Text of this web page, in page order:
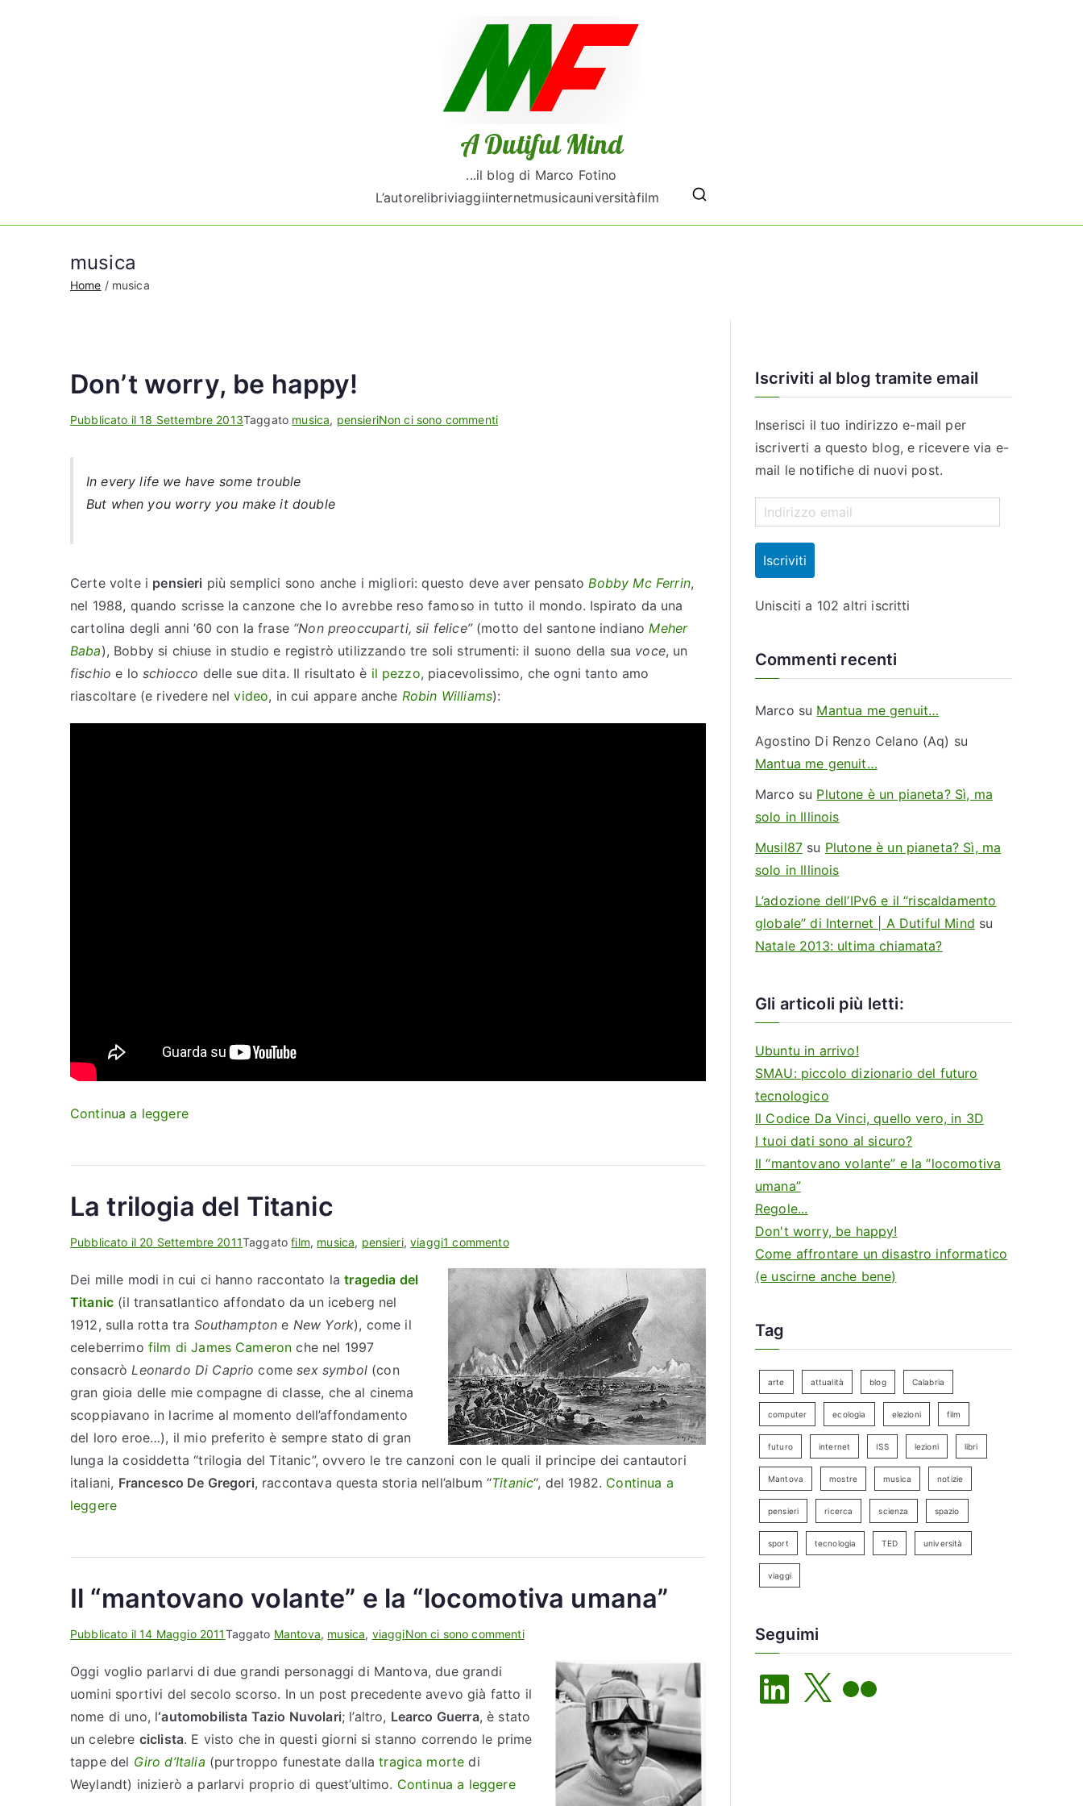
A Dutiful Mind
...il blog di Marco Fotino
L’autorelibriviaggiinternetmusicauniversitàfilm
musica
Home musica
Don’t worry, be happy!
Pubblicato il18 Settembre 2013Taggato musica, pensieriNon ci sono commentiper
In every life we have some trouble
But when you worry you make it double
Certe volte i pensieri più semplici sono anche i migliori: questo deve aver pensato Bobby Mc Ferrin,
nel 1988, quando scrisse la canzone che lo avrebbe reso famoso in tutto il mondo. Ispirato da una
cartolina degli anni ’60 con la frase “Non preoccuparti, sii felice”(motto del santone indianoMeher
Baba), Bobby si chiuse in studio e registrò utilizzando tre soli strumenti: il suono della sua voce, un
fischio e loschiocco delle sue dita. Il risultato è il pezzo, piacevolissimo, che ogni tanto amo
riascoltare (e rivedere nelvideo, in cui appare anche Robin Williams):
Continua a leggere“
’
w
La trilogia del Titanic
Pubblicato il 20 Settembre 2011Taggatofilm, musica, pensieri,viaggi1 commentosu
trilogia
del
Titanic
Dei mille modi in cui ci hanno raccontato latragedia del
Titanic (il transatlantico affondato da un iceberg nel
1912, sulla rotta tra Southamptone New York), come il
celeberrimo film di James Cameron che nel 1997
consacrò Leonardo Di Caprio comesex symbol(con
gran gioia delle mie compagne di classe, che al cinema
scoppiavano in lacrime al momento dell’affondamento
del loro eroe…), il mio preferito è sempre stato di gran
lunga la cosiddetta “trilogia del Titanic”, ovvero le tre canzoni con le quali il principe dei cantautori
italiani, Francesco De Gregori, raccontava questa storia nell’album “Titanic“, del 1982. Continua a
leggere“
r
l
g
Il “mantovano volante” e la “locomotiva umana”
Pubblicato il14 Maggio 2011Taggato Mantova, musica, viaggiNon ci sono commentiper
“mantovano
volante”
e
la
umana”
Oggi voglio parlarvi di due grandi personaggi di Mantova, due grandi
uomini sportivi del secolo scorso. In un post precedente avevo già fatto il
nome di uno, l‘automobilista Tazio Nuvolari; l’altro, Learco Guerra, è stato
un celebre ciclista. E visto che in questi giorni si stanno correndo le prime
tappe del Giro d’Italia (purtroppo funestate dallatragica morte di
Weylandt) inizierò a parlarvi proprio di quest’ultimo. Continua a leggere“
Iscriviti al blog tramite email
Inserisci il tuo indirizzo e-mail per
iscriverti a questo blog, e ricevere via e-
mail le notifiche di nuovi post.
n
i
r
z
e
m
a
l
Iscriviti
Unisciti a 102 altri iscritti
Commenti recenti
Marco su Mantua me genuit…
Agostino Di Renzo Celano (Aq) su
Mantua me genuit…
Marco su Plutone è un pianeta? Sì, ma
solo in Illinois
Musil87 su Plutone è un pianeta? Sì, ma
solo in Illinois
L’adozione dell’IPv6 e il “riscaldamento
globale” di Internet | A Dutiful Mind su
Natale 2013: ultima chiamata?
Gli articoli più letti:
Ubuntu in arrivo!
SMAU: piccolo dizionario del futuro
tecnologico
Il Codice Da Vinci, quello vero, in 3D
I tuoi dati sono al sicuro?
Il “mantovano volante” e la “locomotiva
umana”
Regole...
Don't worry, be happy!
Come affrontare un disastro informatico
(e uscirne anche bene)
Tag
arte attualità blog Calabria
computer ecologia elezioni film
futuro internet ISS lezioni libri
Mantova mostre musica notizie
pensieri ricerca scienza spazio
sport tecnologia TED università
viaggi
Seguimi
L
n
X
l